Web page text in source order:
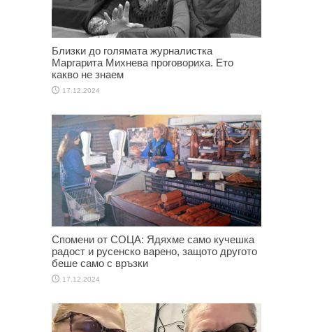
Близки до голямата журналистка
Маргарита Михнева проговориха. Ето
какво не знаем
17.12.2024
Спомени от СОЦА: Ядяхме само кучешка
радост и русенско варено, защото другото
беше само с връзки
17.12.2024